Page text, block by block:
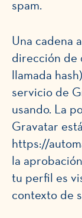
spam.
Una cadena
dirección de
llamada
servicio de
usando. La
Gravatar
https://
la
tu perfil es
contexto de